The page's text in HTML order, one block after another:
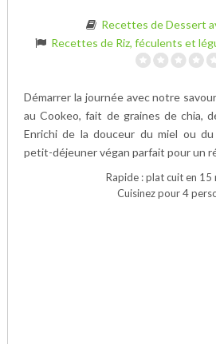
Recettes de Dessert
Recettes de Riz, féculents et
Démarrer la journée avec notre
au Cookeo, fait de graines de chia,
Enrichi de la douceur du miel ou
petit-déjeuner végan parfait pour un
Rapide : plat cuit en 15
Cuisinez pour 4